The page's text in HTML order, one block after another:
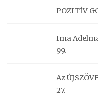
POZITÍV
Ima
99.
Az
27.